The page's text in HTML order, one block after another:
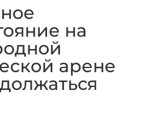
на
арене